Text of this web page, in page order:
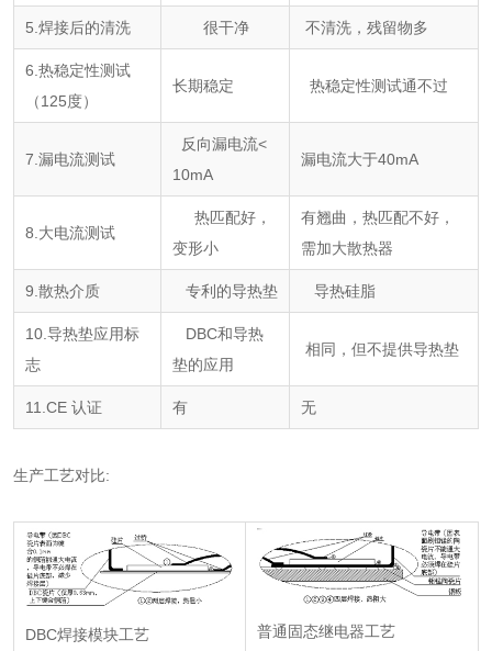
5.焊接后的清洗 很干净 不清洗，残留物多
6.热稳定性测试
（125度）
长期稳定 热稳定性测试通不过
7.漏电流测试
反向漏电流<
10mA
漏电流大于40mA
8.大电流测试
热匹配好，
变形小
有翘曲，热匹配不好，
需加大散热器
9.散热介质 专利的导热垫 导热硅脂
10.导热垫应用标
志
DBC和导热
垫的应用
相同，但不提供导热垫
11.CE 认证 有 无
生产工艺对比:
DBC焊接模块工艺 普通固态继电器工艺